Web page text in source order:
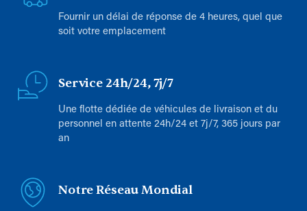
Fournir un délai de réponse de 4 heures, quel que
soit votre emplacement
Service 24h/24, 7j/7
Une flotte dédiée de véhicules de livraison et du
personnel en attente 24h/24 et 7j/7, 365 jours par
an
Notre Réseau Mondial